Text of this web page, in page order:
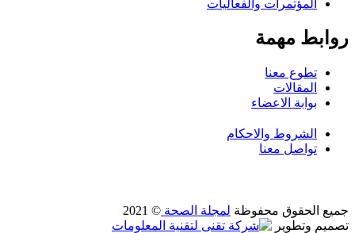
المؤتمرات والفعاليات
روابط مهمة
تطوع معنا
المقالات
بوابة الاعضاء
الشروط والاحكام
تواصل معنا
جميع الحقوق محفوظة لمجلة الصحة © 2021
تصميم وتطوير